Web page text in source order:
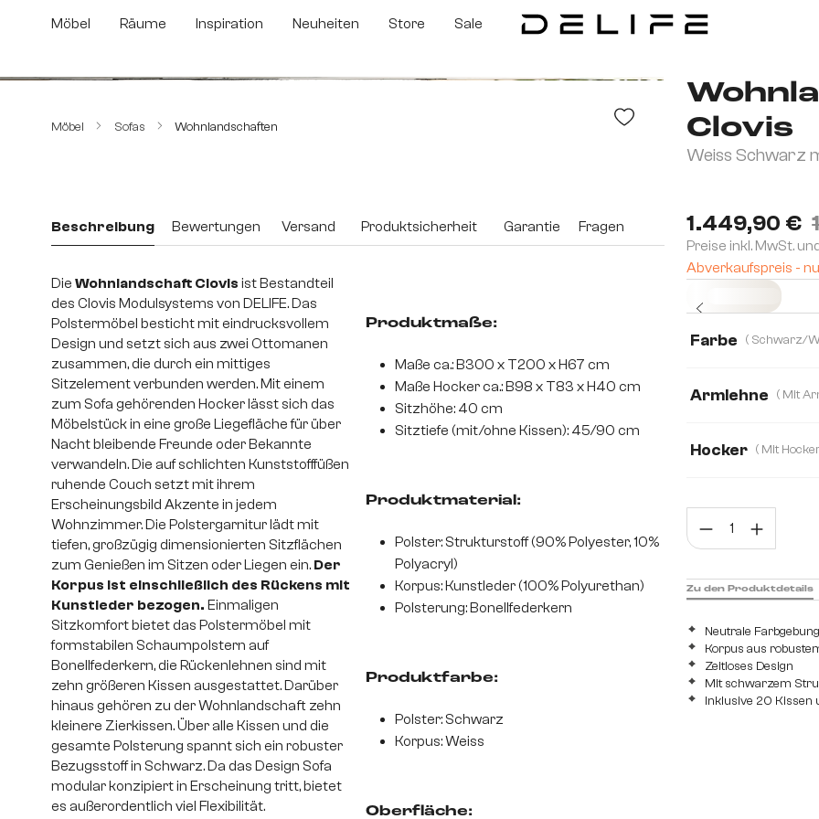
Hauptinhalt springen
Zur Suche springen
Zur Hauptnavigation springen
Möbel Räume Inspiration Neuheiten Store Sale
Möbel Sofas Wohnlandschaften
Clovis
Weiss Schwarz
1.449,90 €
Preise inkl. MwSt.
Abverkaufspreis -
Farbe
Armlehne
Hocker
Neutrale Farbgebung
Korpus aus
Zeitloses Design
Mit schwarzem
Inklusive 20 Kissen
Zu den Produktdetails
Beschreibung Bewertungen Versand Produktsicherheit Garantie Fragen
Die Wohnlandschaft Clovis ist Bestandteil
des Clovis Modulsystems von DELIFE. Das
Polstermöbel besticht mit eindrucksvollem
Design und setzt sich aus zwei Ottomanen
zusammen, die durch ein mittiges
Sitzelement verbunden werden. Mit einem
zum Sofa gehörenden Hocker lässt sich das
Möbelstück in eine große Liegefläche für über
Nacht bleibende Freunde oder Bekannte
verwandeln. Die auf schlichten Kunststofffüßen
ruhende Couch setzt mit ihrem
Erscheinungsbild Akzente in jedem
Wohnzimmer. Die Polstergarnitur lädt mit
tiefen, großzügig dimensionierten Sitzflächen
zum Genießen im Sitzen oder Liegen ein. Der
Korpus ist einschließlich des Rückens mit
Kunstleder bezogen. Einmaligen
Sitzkomfort bietet das Polstermöbel mit
formstabilen Schaumpolstern auf
Bonellfederkern, die Rückenlehnen sind mit
zehn größeren Kissen ausgestattet. Darüber
hinaus gehören zu der Wohnlandschaft zehn
kleinere Zierkissen. Über alle Kissen und die
gesamte Polsterung spannt sich ein robuster
Bezugsstoff in Schwarz. Da das Design Sofa
modular konzipiert in Erscheinung tritt, bietet
es außerordentlich viel Flexibilität.
Produktmaße:
Maße ca.: B300 x T200 x H67 cm
Maße Hocker ca.: B98 x T83 x H40 cm
Sitzhöhe: 40 cm
Sitztiefe (mit/ohne Kissen): 45/90 cm
Produktmaterial:
Polster: Strukturstoff (90% Polyester, 10%
Polyacryl)
Korpus: Kunstleder (100% Polyurethan)
Polsterung: Bonellfederkern
Produktfarbe:
Polster: Schwarz
Korpus: Weiss
Oberfläche: